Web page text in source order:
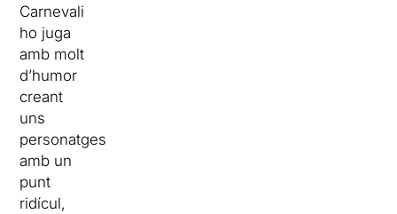
Carnevali
ho juga
amb molt
d’humor
creant
uns
personatges
amb un
punt
ridícul,